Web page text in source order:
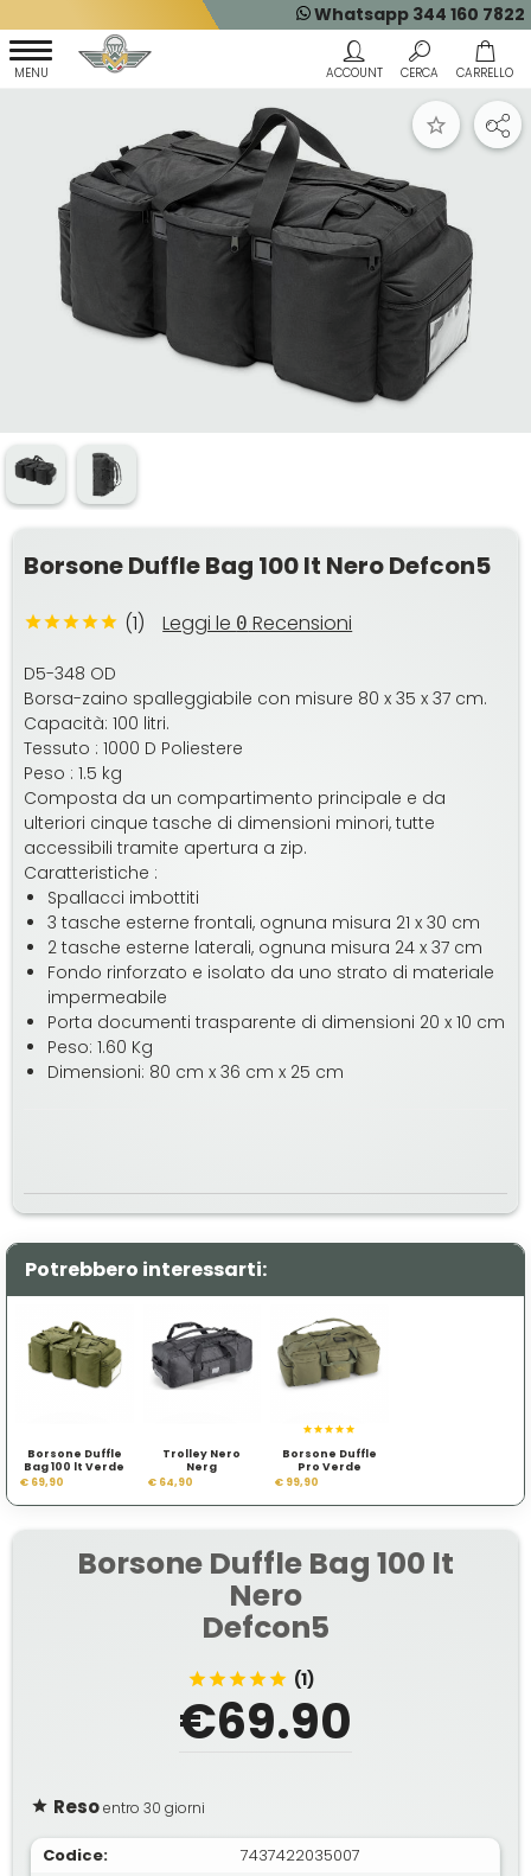
Whatsapp 344 160 7822
Borsone Duffle Bag 100 lt Nero Defcon5
(1) Leggi le 0 Recensioni
D5-348 OD
Borsa-zaino spalleggiabile con misure 80 x 35 x 37 cm.
Capacità: 100 litri.
Tessuto : 1000 D Poliestere
Peso : 1.5 kg
Composta da un compartimento principale e da
ulteriori cinque tasche di dimensioni minori, tutte
accessibili tramite apertura a zip.
Caratteristiche :
Spallacci imbottiti
3 tasche esterne frontali, ognuna misura 21 x 30 cm
2 tasche esterne laterali, ognuna misura 24 x 37 cm
Fondo rinforzato e isolato da uno strato di materiale
impermeabile
Porta documenti trasparente di dimensioni 20 x 10 cm
Peso: 1.60 Kg
Dimensioni: 80 cm x 36 cm x 25 cm
Potrebbero interessarti:
Borsone Duffle
Bag 100 lt Verde
€ 69,90
Trolley Nero
Nerg
€ 64,90
Borsone Duffle
Pro Verde
€ 99,90
Borsone Duffle Bag 100 lt
Nero
Defcon5
(1)
€69.90
Resoentro 30 giorni
Codice:
7437422035007